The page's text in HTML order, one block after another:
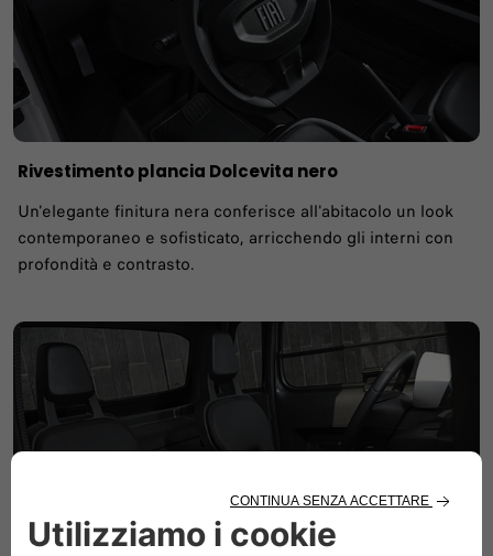
Rivestimento plancia Dolcevita nero
Un'elegante finitura nera conferisce all'abitacolo un look
contemporaneo e sofisticato, arricchendo gli interni con
profondità e contrasto.